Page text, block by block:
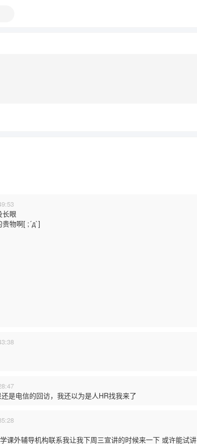
长眼
物啊[ ;´д`]
是电信的回访，我还以为是人HR找我来了
课外辅导机构联系我让我下周三宣讲的时候来一下 或许能试讲